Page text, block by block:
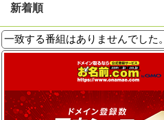
新着順
一致する番組はありませんでした。